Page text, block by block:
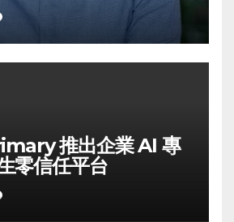
推出企業 AI 專
零信任平台